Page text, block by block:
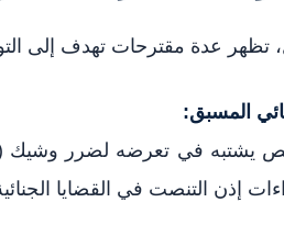
عدة مقترحات تهدف إلى
المسبق:
يشتبه في تعرضه لضرر وشيك
إذن التنصت في القضايا